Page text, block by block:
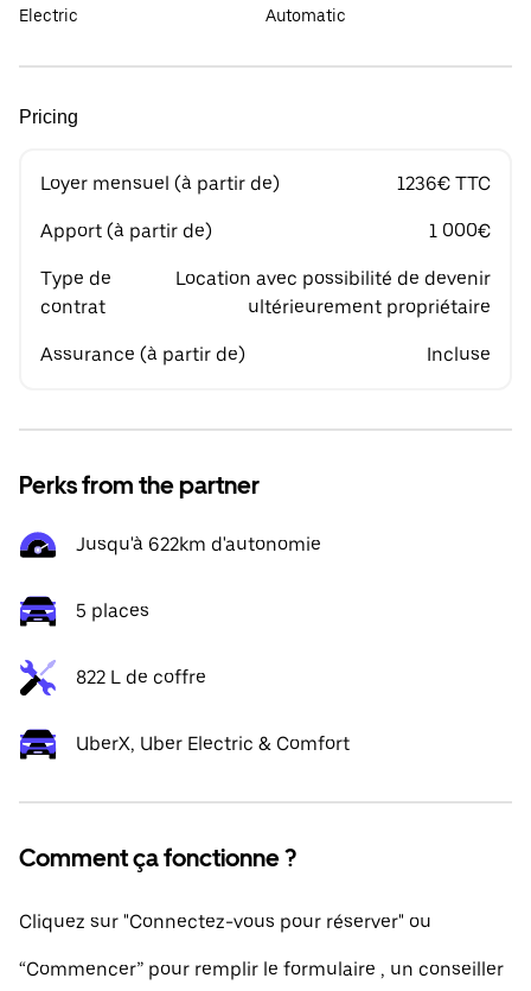
Electric
Automatic
Pricing
Loyer mensuel (à partir de) 1236€ TTC
Apport (à partir de) 1 000€
Type de
contrat
Location avec possibilité de devenir
ultérieurement propriétaire
Assurance (à partir de) Incluse
Perks from the partner
Jusqu'à 622km d'autonomie
5 places
822 L de coffre
UberX, Uber Electric & Comfort
Comment ça fonctionne ?
Cliquez sur "Connectez-vous pour réserver" ou
“Commencer” pour remplir le formulaire , un conseiller